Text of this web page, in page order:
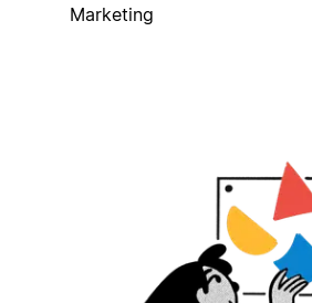
Marketing